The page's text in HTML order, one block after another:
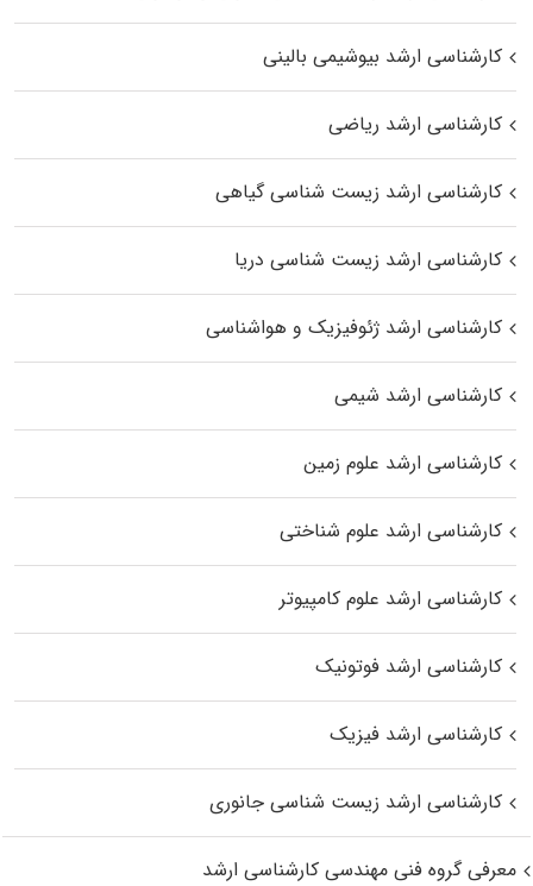
کارشناسی ارشد بیوشیمی بالینی
کارشناسی ارشد ریاضی
کارشناسی ارشد زیست‌ شناسی گیاهی
کارشناسی ارشد زیست‌ شناسی دریا
کارشناسی ارشد ژئوفیزیک و هواشناسی
کارشناسی ارشد شیمی
کارشناسی ارشد علوم زمین
کارشناسی ارشد علوم شناختی
کارشناسی ارشد علوم کامپیوتر
کارشناسی ارشد فوتونیک
کارشناسی ارشد فیزیک
کارشناسی ارشد زیست‌ شناسی جانوری
معرفی گروه فنی مهندسی کارشناسی ارشد